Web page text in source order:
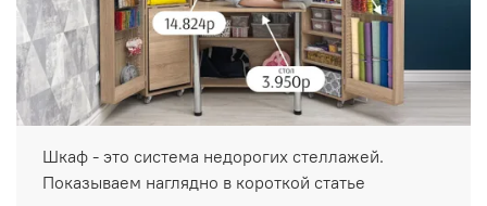
Шкаф - это система недорогих стеллажей.
Показываем наглядно в короткой статье